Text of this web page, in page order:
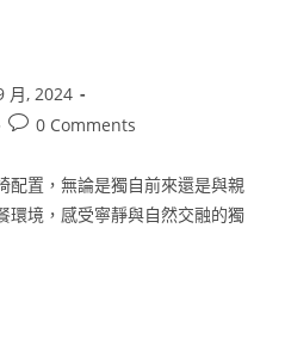
月, 2024
0 Comments
配置，無論是獨自前來還是與親
環境，感受寧靜與自然交融的獨